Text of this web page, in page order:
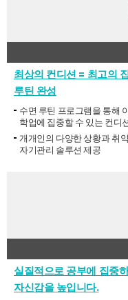
최상의 컨디션 = 최고의
루틴 완성
수면 루틴 프로그램을 통해
학업에 집중할 수 있는 컨디
개개인의 다양한 상황과 취
자기관리 솔루션 제공
실질적으로 공부에 집중
자신감을 높입니다.